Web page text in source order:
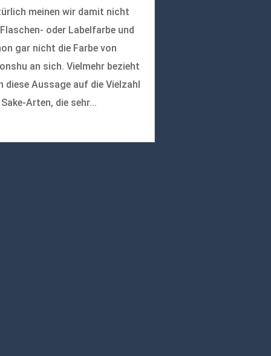
meinen wir damit nicht
oder Labelfarbe und
gar nicht die Farbe von
an sich. Vielmehr bezieht
diese Aussage auf die Vielzahl
Arten, die sehr...